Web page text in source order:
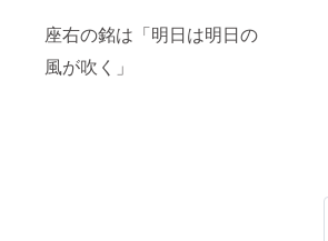
座右の銘は「明日は明日の
風が吹く」